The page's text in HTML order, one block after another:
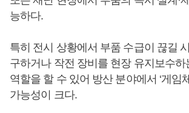
능하다.
특히 전시 상황에서 부품 수급이 끊길
구하거나 작전 장비를 현장 유지보수하
역할을 할 수 있어 방산 분야에서 ‘게임
가능성이 크다.